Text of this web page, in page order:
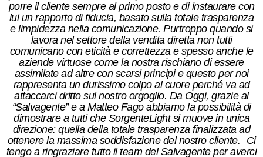
porre il cliente sempre al primo posto e di instaurare con
lui un rapporto di fiducia, basato sulla totale trasparenza
e limpidezza nella comunicazione. Purtroppo quando si
lavora nel settore della vendita diretta non tutti
comunicano con eticità e correttezza e spesso anche le
aziende virtuose come la nostra rischiano di essere
assimilate ad altre con scarsi principi e questo per noi
rappresenta un durissimo colpo al cuore perché va ad
attaccarci dritto sul nostro orgoglio. Da Oggi, grazie al
“Salvagente” e a Matteo Fago abbiamo la possibilità di
dimostrare a tutti che SorgenteLight si muove in unica
direzione: quella della totale trasparenza finalizzata ad
ottenere la massima soddisfazione del nostro cliente. Ci
tengo a ringraziare tutto il team del Salvagente per averci